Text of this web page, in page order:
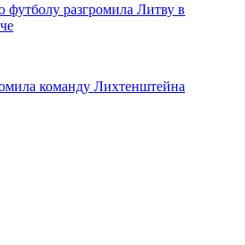
футболу разгромила Литву в
команду Лихтенштейна